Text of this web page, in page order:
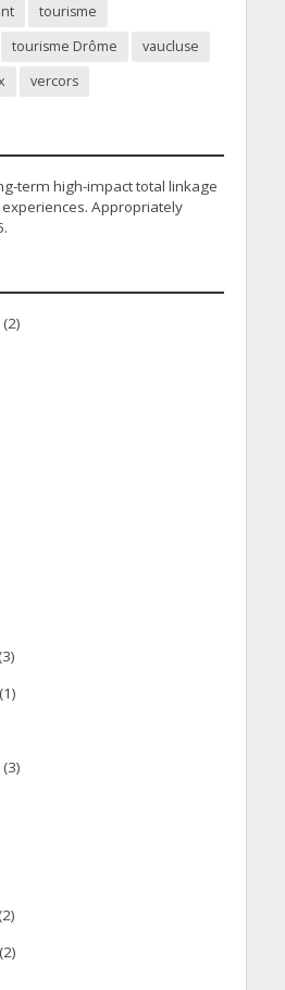
tourisme
tourisme Drôme
vaucluse
vercors
term high-impact total linkage
Appropriately
(2)
(3)
(2)